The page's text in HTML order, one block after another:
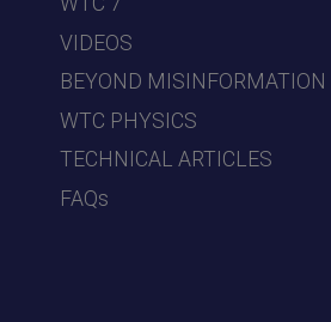
VIDEOS
BEYOND MISINFORMATION
WTC PHYSICS
TECHNICAL ARTICLES
FAQs